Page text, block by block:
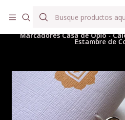
Marcadores Casa de Opio -
Estambre de